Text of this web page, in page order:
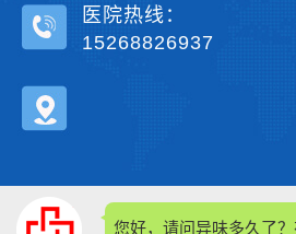
您好，请问异味多久了？
医院热线：
15268826937